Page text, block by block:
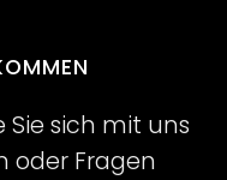
Sie sich mit uns
oder Fragen